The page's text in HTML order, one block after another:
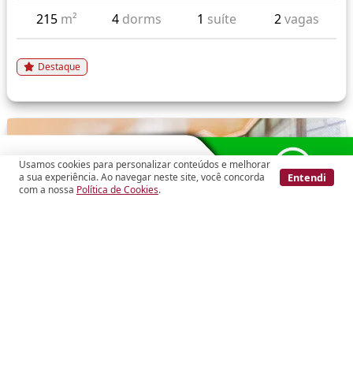
Usamos cookies para personalizar conteúdos e melhorar
a sua experiência. Ao navegar neste site, você concorda
com a nossa Política de Cookies.
Entendi
215 m² 4 dorms 1 suíte 2vagas
Destaque